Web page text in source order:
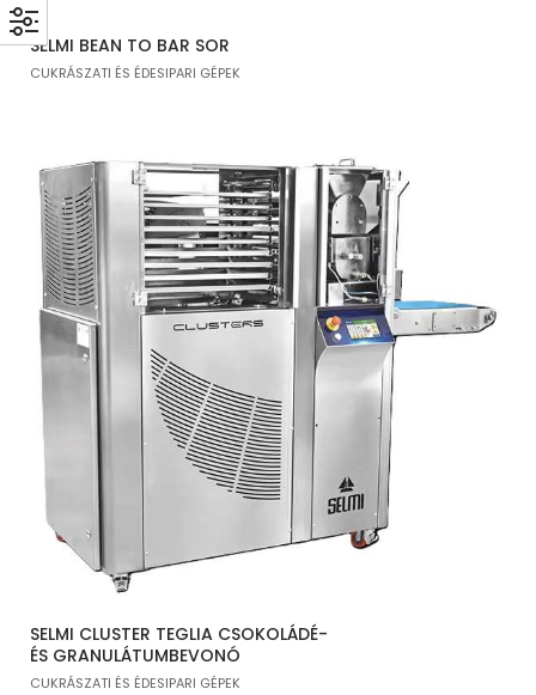
SELMI BEAN TO BAR SOR
CUKRÁSZATI ÉS ÉDESIPARI GÉPEK
SELMI CLUSTER TEGLIA CSOKOLÁDÉ-
ÉS GRANULÁTUMBEVONÓ
CUKRÁSZATI ÉS ÉDESIPARI GÉPEK